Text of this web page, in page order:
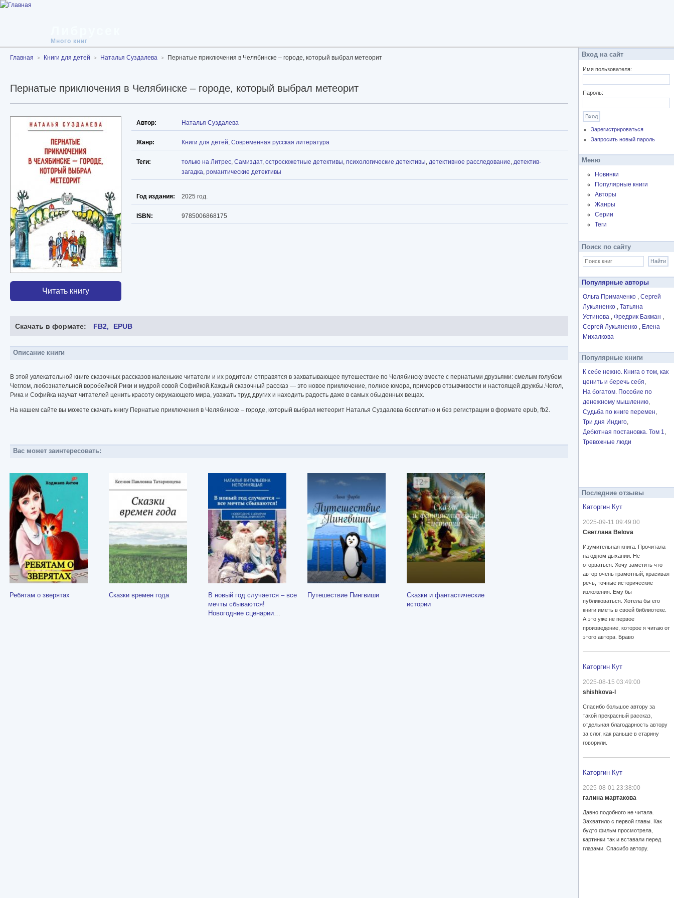
Много книг
Главная Книги для детей Наталья Суздалева Пернатые приключения в Челябинске – городе, который выбрал метеорит
Пернатые приключения в Челябинске – городе, который выбрал метеорит
Читать книгу
Автор: Наталья Суздалева
Жанр: Книги для детей, Современная русская литература
Теги: только на Литрес, Самиздат, остросюжетные детективы, психологические детективы, детективное расследование, детектив-
загадка, романтические детективы
Год издания: 2025 год.
ISBN: 9785006868175
Скачать в формате: FB2 EPUB
Описание книги
В этой увлекательной книге сказочных рассказов маленькие читатели и их родители отправятся в захватывающее путешествие по Челябинску вместе с пернатыми друзьями: смелым голубем
Чеглом, любознательной воробейкой Рики и мудрой совой Софийкой.Каждый сказочный рассказ — это новое приключение, полное юмора, примеров отзывчивости и настоящей дружбы.Чегол,
Рика и Софийка научат читателей ценить красоту окружающего мира, уважать труд других и находить радость даже в самых обыденных вещах.
На нашем сайте вы можете скачать книгу Пернатые приключения в Челябинске – городе, который выбрал метеорит Наталья Суздалева бесплатно и без регистрации в формате epub, fb2.
Вас может заинтересовать:
Ребятам о зверятах Сказки времен года
В новый год случается – все
мечты сбываются!
Новогодние сценарии
Путешествие Пингвиши
Сказки и фантастические
истории
Вход на сайт
Имя пользователя:
Пароль:
Зарегистрироваться
Запросить новый пароль
Меню
Новинки
Популярные книги
Авторы
Жанры
Серии
Теги
Поиск по сайту
Популярные авторы
Ольга Примаченко
Сергей
Лукьяненко
Татьяна
Устинова
Фредрик Бакман
Сергей Лукьяненко
Елена
Михалкова
Популярные книги
К себе нежно. Книга о том, как
ценить и беречь себя
На богатом. Пособие по
денежному мышлению
Судьба по книге перемен
Три дня Индиго
Дебютная постановка. Том 1
Тревожные люди
Последние отзывы
Каторгин Кут
2025-09-11 09:49:00
Светлана Belova
Изумительная книга. Прочитала
на одном дыхании. Не
оторваться. Хочу заметить что
автор очень грамотный, красивая
речь, точные исторические
изложения. Ему бы
публиковаться. Хотела бы его
книги иметь в своей библиотеке.
А это уже не первое
произведение, которое я читаю от
этого автора. Браво
Каторгин Кут
2025-08-15 03:49:00
shishkova-l
Спасибо большое автору за
такой прекрасный рассказ,
отдельная благодарность автору
за слог, как раньше в старину
говорили.
Каторгин Кут
2025-08-01 23:38:00
галина мартакова
Давно подобного не читала.
Захватило с первой главы. Как
будто фильм просмотрела,
картинки так и вставали перед
глазами. Спасибо автору.